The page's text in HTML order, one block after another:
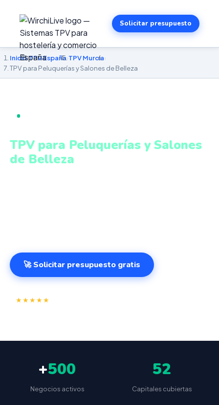
Solicitar presupuesto
Inicio›TPV España›TPV Murcia›
TPV para Peluquerías y Salones de Belleza
TPV para Peluquerías y Salones
de Belleza
🚀 Solicitar presupuesto gratis
★★★★★
+500
Negocios activos
52
Capitales cubiertas